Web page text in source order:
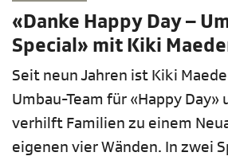
«Danke Happy Day­ –
Special» mit Kiki
Seit neun Jahren ist Kiki
Umbau-Team für «Happy
verhilft Familien zu einem
eigenen vier Wänden. In zwei